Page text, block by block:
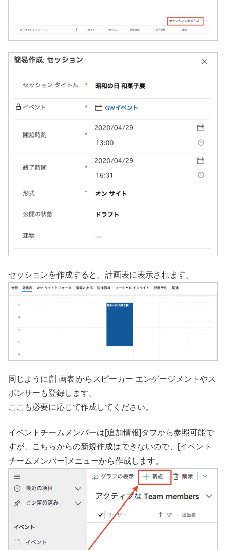
セッションを作成すると、計画表に表示されます。
同じように[計画表]からスピーカー エンゲージメントやス
ポンサーも登録します。
ここも必要に応じて作成してください。
イベントチームメンバーは[追加情報]タブから参照可能で
すが、こちらからの新規作成はできないので、[イベント
チームメンバー]メニューから作成します。